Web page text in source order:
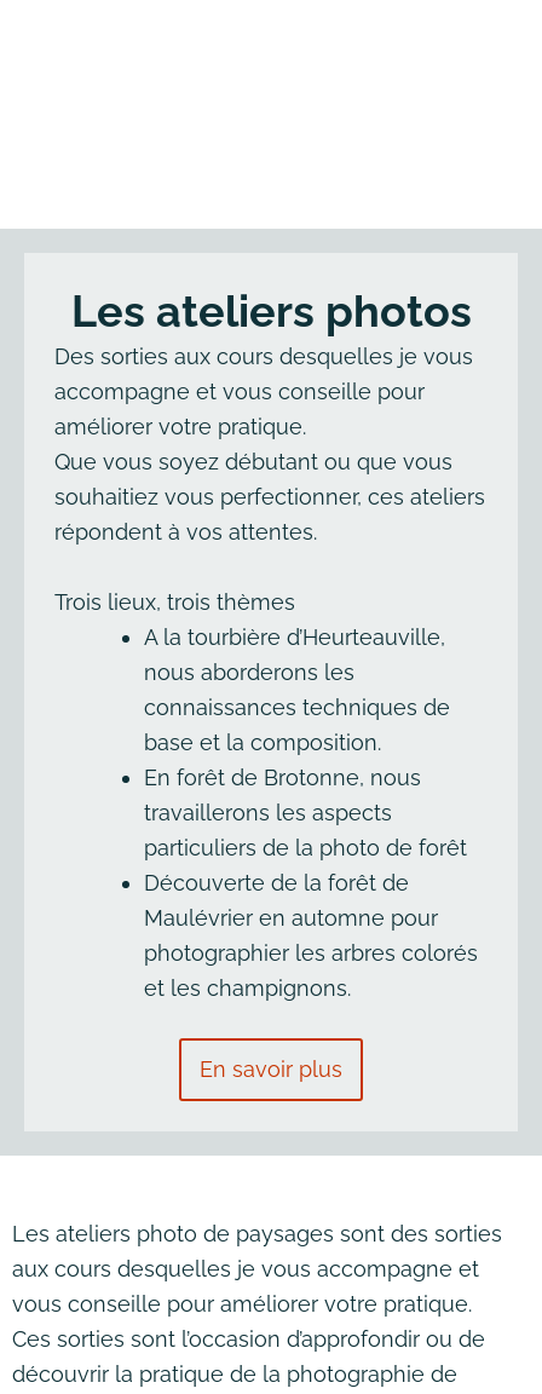
Les ateliers photos
Des sorties aux cours desquelles je vous
accompagne et vous conseille pour
améliorer votre pratique.
Que vous soyez débutant ou que vous
souhaitiez vous perfectionner, ces ateliers
répondent à vos attentes.
Trois lieux, trois thèmes
A la tourbière d’Heurteauville,
nous aborderons les
connaissances techniques de
base et la composition.
En forêt de Brotonne, nous
travaillerons les aspects
particuliers de la photo de forêt
Découverte de la forêt de
Maulévrier en automne pour
photographier les arbres colorés
et les champignons.
En savoir plus
Les ateliers photo de paysages sont des sorties
aux cours desquelles je vous accompagne et
vous conseille pour améliorer votre pratique.
Ces sorties sont l’occasion d’approfondir ou de
découvrir la pratique de la photographie de